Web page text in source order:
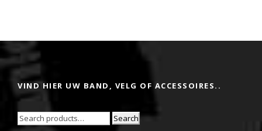
VIND HIER UW BAND, VELG OF ACCESSOIRES..
Search